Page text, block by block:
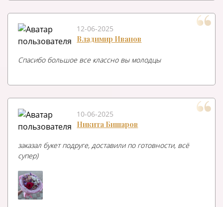
12-06-2025
Владимир Иванов
Спасибо большое все классно вы молодцы
10-06-2025
Никита Бишаров
заказал букет подруге, доставили по готовности, всё
супер)